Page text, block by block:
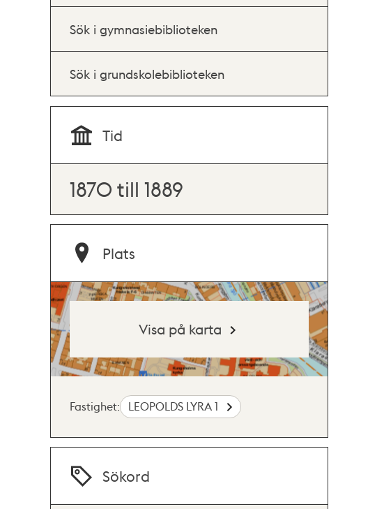
Sök i gymnasiebiblioteken
Sök i grundskolebiblioteken
Tid
1870 till 1889
Plats
Visa på karta
Fastighet: LEOPOLDS LYRA 1
Sökord